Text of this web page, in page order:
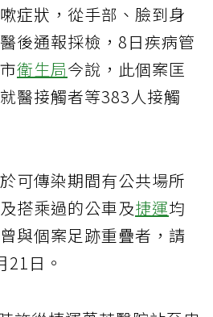
症狀，從手部、臉到身
後通報採檢，8日疾病管
衛生局今說，此個案匡
醫接觸者等383人接觸
可傳染期間有公共場所
搭乘過的公車及捷運均
與個案足跡重疊者，請
21日。